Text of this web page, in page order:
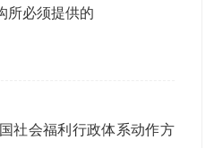
所必须提供的
社会福利行政体系动作方